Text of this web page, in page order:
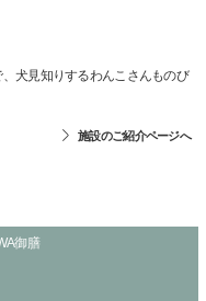
犬見知りするわんこさんものび
施設のご紹介ページへ
御膳